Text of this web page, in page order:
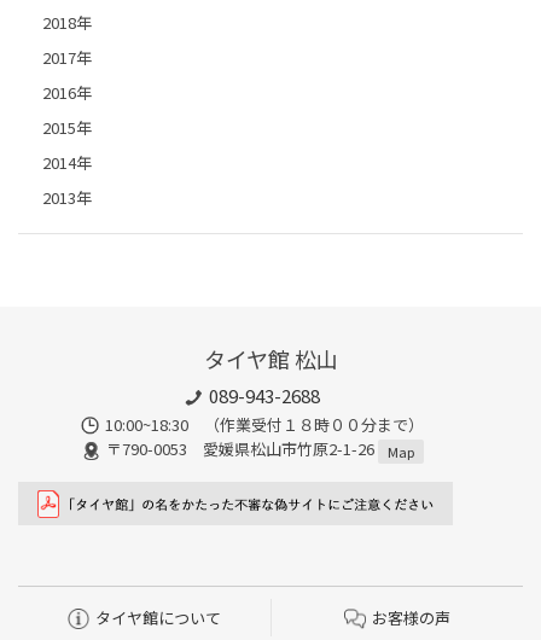
2018年
2017年
2016年
2015年
2014年
2013年
タイヤ館 松山
089-943-2688
10:00~18:30 （作業受付１８時００分まで）
〒790-0053 愛媛県松山市竹原2-1-26
Map
タイヤ館について お客様の声